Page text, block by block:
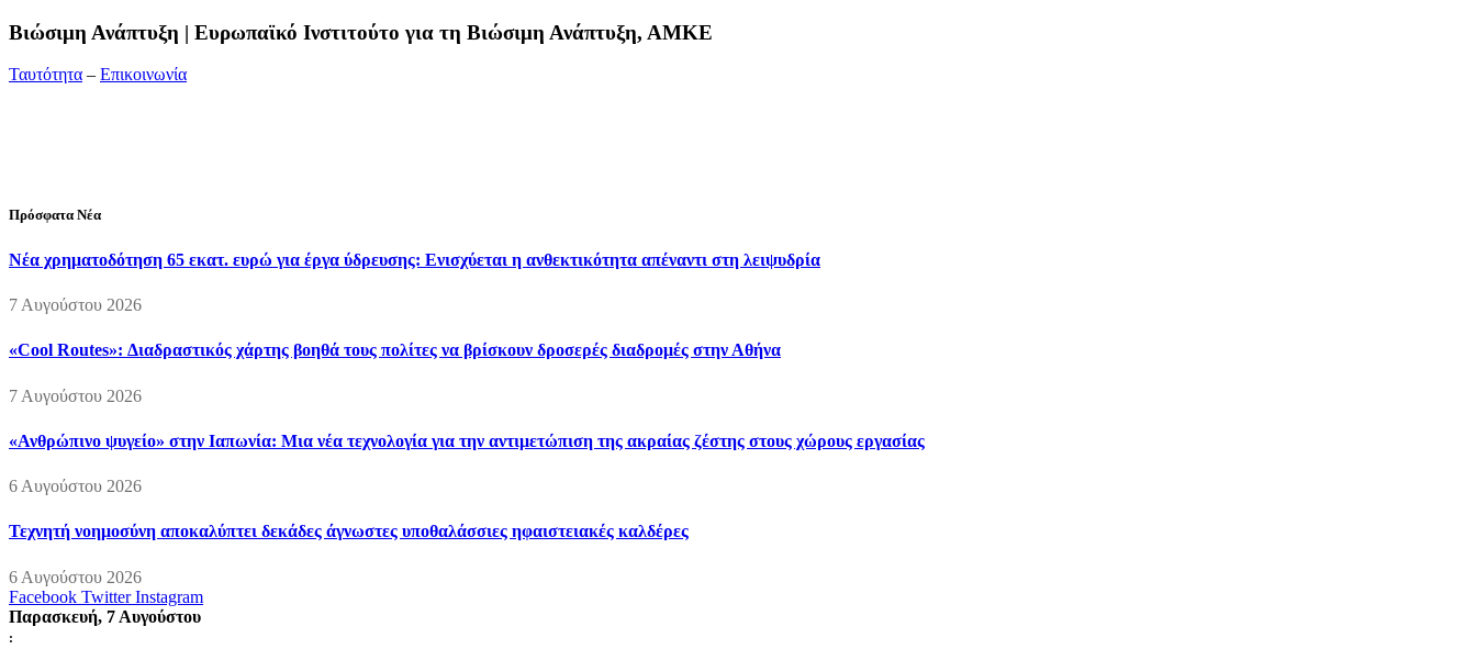
Bιώσιμη Ανάπτυξη | Ευρωπαϊκό Ινστιτούτο για τη Βιώσιμη Ανάπτυξη, ΑΜΚΕ
Ταυτότητα – Επικοινωνία
Πρόσφατα Νέα
Νέα χρηματοδότηση 65 εκατ. ευρώ για έργα ύδρευσης: Ενισχύεται η ανθεκτικότητα απέναντι στη λειψυδρία
7 Αυγούστου 2026
«Cool Routes»: Διαδραστικός χάρτης βοηθά τους πολίτες να βρίσκουν δροσερές διαδρομές στην Αθήνα
7 Αυγούστου 2026
«Ανθρώπινο ψυγείο» στην Ιαπωνία: Μια νέα τεχνολογία για την αντιμετώπιση της ακραίας ζέστης στους χώρους εργασίας
6 Αυγούστου 2026
Τεχνητή νοημοσύνη αποκαλύπτει δεκάδες άγνωστες υποθαλάσσιες ηφαιστειακές καλδέρες
6 Αυγούστου 2026
Facebook Twitter Instagram
Παρασκευή, 7 Αυγούστου
: